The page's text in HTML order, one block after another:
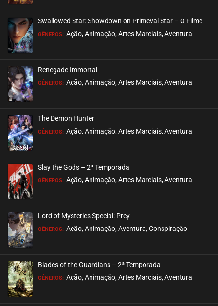
Swallowed Star: Showdown on Primeval Star – O Filme
GÊNEROS: Ação, Animação, Artes Marciais, Aventura
Renegade Immortal
GÊNEROS: Ação, Animação, Artes Marciais, Aventura
The Demon Hunter
GÊNEROS: Ação, Animação, Artes Marciais, Aventura
Slay the Gods – 2ª Temporada
GÊNEROS: Ação, Animação, Artes Marciais, Aventura
Lord of Mysteries Special: Prey
GÊNEROS: Ação, Animação, Aventura, Conspiração
Blades of the Guardians – 2ª Temporada
GÊNEROS: Ação, Animação, Artes Marciais, Aventura